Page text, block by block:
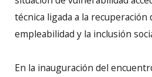
técnica ligada a la
empleabilidad y la inclusión
En la inauguración del